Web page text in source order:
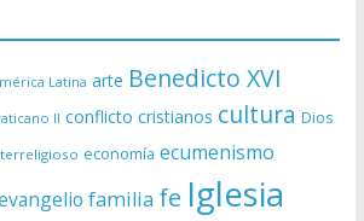
Latina arte Benedicto XVI
II conflicto cristianos cultura Dios
economía ecumenismo
familia fe Iglesia